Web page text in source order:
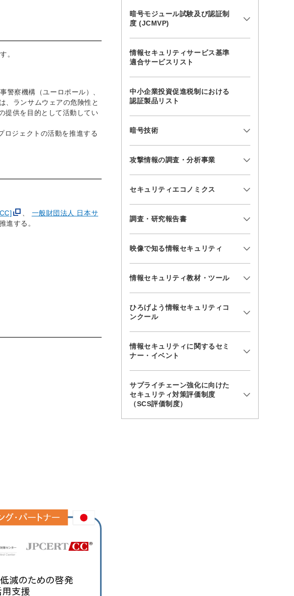
。
警察機構（ユーロポール）、
ランサムウェアの危険性と
提供を目的として活動してい
ジェクトの活動を推進する
一般財団法人 日本サ
進する。
暗号モジュール試験及び認証制
度 (JCMVP)
情報セキュリティサービス基準
適合サービスリスト
中小企業投資促進税制における
認証製品リスト
暗号技術
攻撃情報の調査・分析事業
セキュリティエコノミクス
調査・研究報告書
映像で知る情報セキュリティ
情報セキュリティ教材・ツール
ひろげよう情報セキュリティコ
ンクール
情報セキュリティに関するセミ
ナー・イベント
サプライチェーン強化に向けた
セキュリティ対策評価制度
（SCS評価制度）